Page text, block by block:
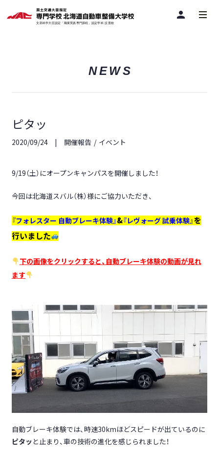
person
NEWS
ピタッ
2020/09/24 開催報告 イベント
9/19（土） にオープンキャンパスを開催しました！
今回は北海道スバル（株）様にご協力いただき、
『フォレスター 自動ブレーキ体験』&『レヴォーグ 試乗体験』を
行いました
下の画像をクリックすると、自動ブレーキ体験の動画が見れ
ます
自動ブレーキ体験では、時速30kmほどスピードが出ているのに
ピタッ と止まり、車の技術の進化を感じられました！